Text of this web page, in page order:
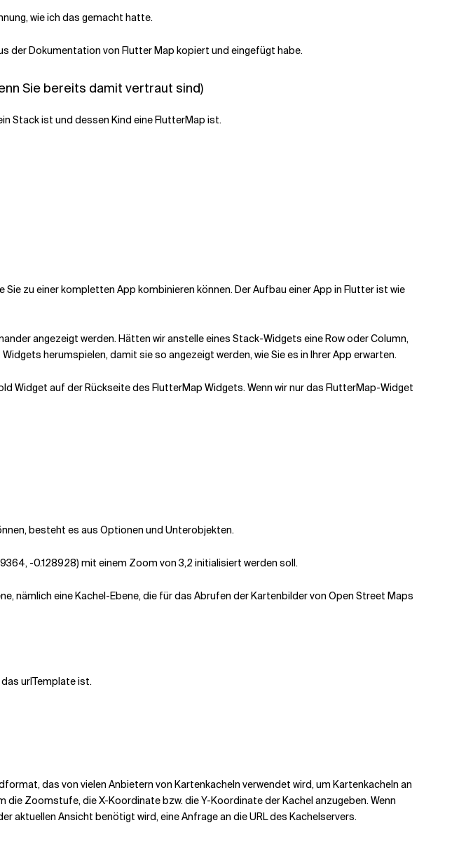
wie ich das gemacht hatte.
der Dokumentation von Flutter Map kopiert und eingefügt habe.
Sie bereits damit vertraut sind)
Stack ist und dessen Kind eine FlutterMap ist.
zu einer kompletten App kombinieren können. Der Aufbau einer App in Flutter ist wie
angezeigt werden. Hätten wir anstelle eines Stack-Widgets eine Row oder Column,
herumspielen, damit sie so angezeigt werden, wie Sie es in Ihrer App erwarten.
Widget auf der Rückseite des FlutterMap Widgets. Wenn wir nur das FlutterMap-Widget
besteht es aus Optionen und Unterobjekten.
-0.128928) mit einem Zoom von 3,2 initialisiert werden soll.
nämlich eine Kachel-Ebene, die für das Abrufen der Kartenbilder von Open Street Maps
urlTemplate ist.
das von vielen Anbietern von Kartenkacheln verwendet wird, um Kartenkacheln an
Zoomstufe, die X-Koordinate bzw. die Y-Koordinate der Kachel anzugeben. Wenn
aktuellen Ansicht benötigt wird, eine Anfrage an die URL des Kachelservers.